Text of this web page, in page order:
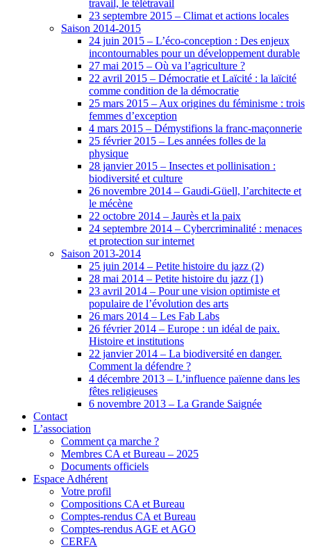
travail, le télétravail
23 septembre 2015 – Climat et actions locales
Saison 2014-2015
24 juin 2015 – L’éco-conception : Des enjeux
incontournables pour un développement durable
27 mai 2015 – Où va l’agriculture ?
22 avril 2015 – Démocratie et Laïcité : la laïcité
comme condition de la démocratie
25 mars 2015 – Aux origines du féminisme : trois
femmes d’exception
4 mars 2015 – Démystifions la franc-maçonnerie
25 février 2015 – Les années folles de la
physique
28 janvier 2015 – Insectes et pollinisation :
biodiversité et culture
26 novembre 2014 – Gaudi-Güell, l’architecte et
le mécène
22 octobre 2014 – Jaurès et la paix
24 septembre 2014 – Cybercriminalité : menaces
et protection sur internet
Saison 2013-2014
25 juin 2014 – Petite histoire du jazz (2)
28 mai 2014 – Petite histoire du jazz (1)
23 avril 2014 – Pour une vision optimiste et
populaire de l’évolution des arts
26 mars 2014 – Les Fab Labs
26 février 2014 – Europe : un idéal de paix.
Histoire et institutions
22 janvier 2014 – La biodiversité en danger.
Comment la défendre ?
4 décembre 2013 – L’influence païenne dans les
fêtes religieuses
6 novembre 2013 – La Grande Saignée
Contact
L’association
Comment ça marche ?
Membres CA et Bureau – 2025
Documents officiels
Espace Adhérent
Votre profil
Compositions CA et Bureau
Comptes-rendus CA et Bureau
Comptes-rendus AGE et AGO
CERFA